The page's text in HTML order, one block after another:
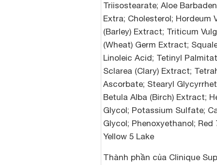
Triisostearate; Aloe
Extra; Cholesterol; Hordeum
(Barley) Extract; Triticum
(Wheat) Germ Extract;
Linoleic Acid; Tetinyl
Sclarea (Clary) Extract;
Ascorbate; Stearyl
Betula Alba (Birch) Extract;
Glycol; Potassium Sulfate;
Glycol; Phenoxyethanol; Red
Yellow 5 Lake
Thành phần của Clinique